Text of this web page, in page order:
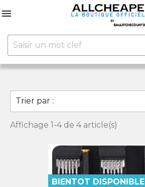

Trier par :
Affichage 1-4 de 4 article(s)
BIENTOT DISPONIBLE